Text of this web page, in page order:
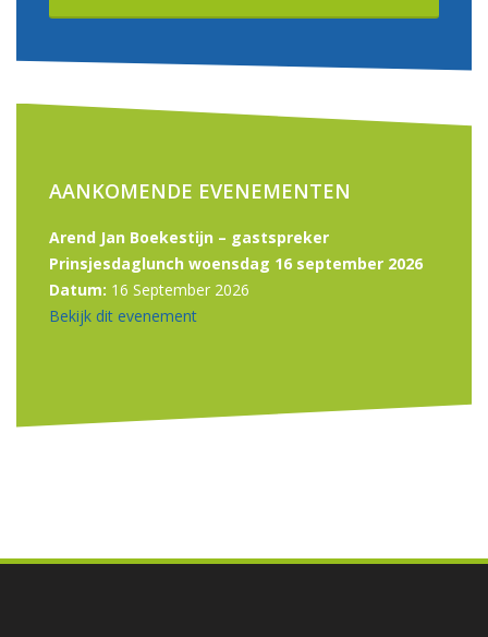
AANKOMENDE EVENEMENTEN
Arend Jan Boekestijn – gastspreker
Prinsjesdaglunch woensdag 16 september 2026
Datum: 16 September 2026
Bekijk dit evenement